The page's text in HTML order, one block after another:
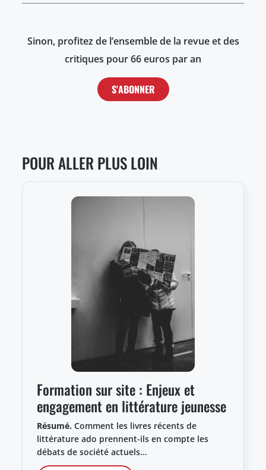
Sinon, profitez de l’ensemble de la revue et des
critiques pour 66 euros par an
S'ABONNER
POUR ALLER PLUS LOIN
Formation sur site : Enjeux et
engagement en littérature jeunesse
Résumé. Comment les livres récents de
littérature ado prennent-ils en compte les
débats de société actuels…